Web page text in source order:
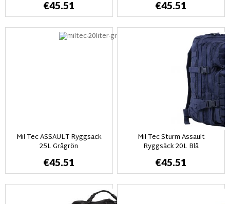
€45.51 €45.51
Mil Tec ASSAULT Ryggsäck
25L Grågrön
€45.51
Mil Tec Sturm Assault
Ryggsäck 20L Blå
€45.51